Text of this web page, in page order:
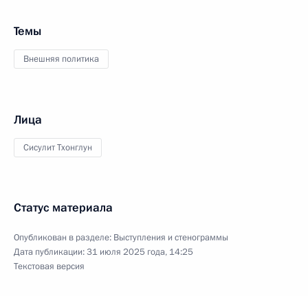
Темы
Внешняя политика
Лица
Сисулит Тхонглун
Статус материала
Опубликован в разделе: Выступления и стенограммы
Дата публикации:31 июля 2025 года, 14:25
Текстовая версия